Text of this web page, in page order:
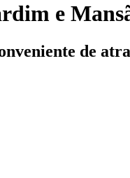
e
de